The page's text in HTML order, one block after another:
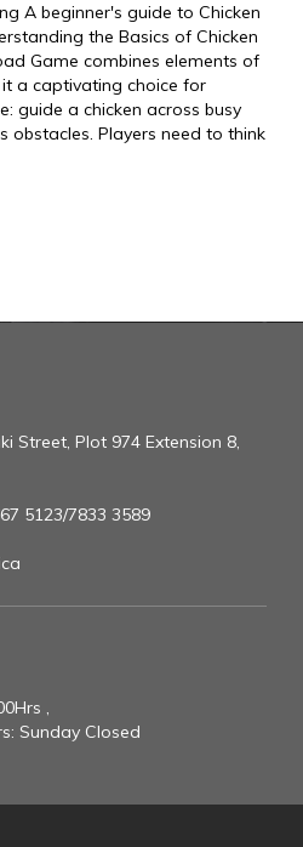
A beginner's guide to Chicken
the Basics of Chicken
Game combines elements of
a captivating choice for
guide a chicken across busy
obstacles. Players need to think
Street, Plot 974 Extension 8,
5123/7833 3589
,
Sunday Closed